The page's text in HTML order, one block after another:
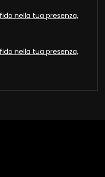
nella tua presenza,
nella tua presenza,